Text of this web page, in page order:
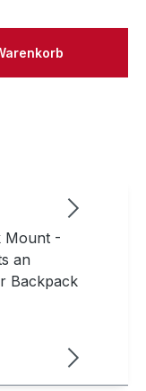
Mount -
an
Backpack